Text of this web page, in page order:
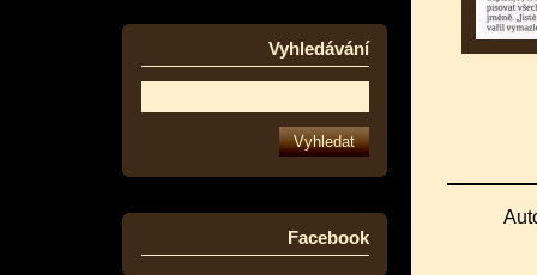
Vyhledávání
Facebook